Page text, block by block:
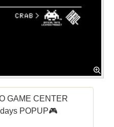
GAME CENTER
POPUP🎮